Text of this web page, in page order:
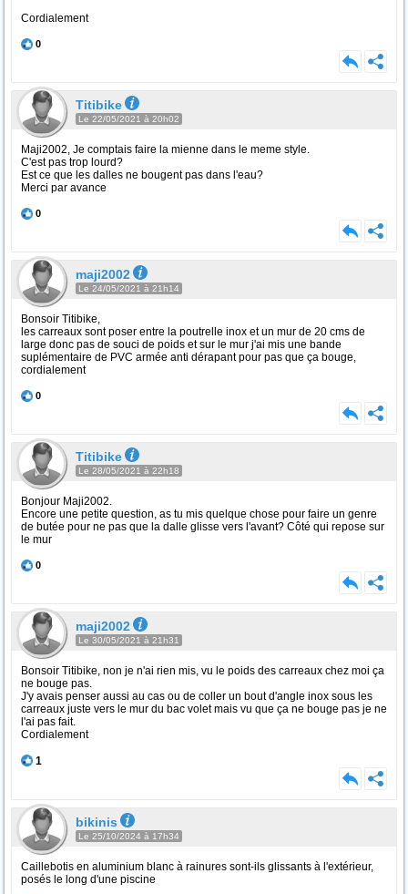
Cordialement
0
Titibike
Le 22/05/2021 à 20h02
Maji2002, Je comptais faire la mienne dans le meme style.
C'est pas trop lourd?
Est ce que les dalles ne bougent pas dans l'eau?
Merci par avance
0
maji2002
Le 24/05/2021 à 21h14
Bonsoir Titibike,
les carreaux sont poser entre la poutrelle inox et un mur de 20 cms de
large donc pas de souci de poids et sur le mur j'ai mis une bande
suplémentaire de PVC armée anti dérapant pour pas que ça bouge,
cordialement
0
Titibike
Le 28/05/2021 à 22h18
Bonjour Maji2002.
Encore une petite question, as tu mis quelque chose pour faire un genre
de butée pour ne pas que la dalle glisse vers l'avant? Côté qui repose sur
le mur
0
maji2002
Le 30/05/2021 à 21h31
Bonsoir Titibike, non je n'ai rien mis, vu le poids des carreaux chez moi ça
ne bouge pas.
J'y avais penser aussi au cas ou de coller un bout d'angle inox sous les
carreaux juste vers le mur du bac volet mais vu que ça ne bouge pas je ne
l'ai pas fait.
Cordialement
1
bikinis
Le 25/10/2024 à 17h34
Caillebotis en aluminium blanc à rainures sont-ils glissants à l'extérieur,
posés le long d'une piscine